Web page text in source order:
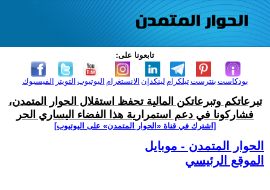
تابعونا على:
الفيسبوك التويتر اليوتيوب الانستغرام لينكدإن تيلكرامبنترست بودكاست
تبرعاتكم وتبرعاتكن المالية تحفظ استقلال الحوار المتمدن،
فشاركونا في دعم استمرارية هذا الفضاء اليساري الحر
[اشترك في قناة ‫«الحوار المتمدن» على اليوتيوب]
الحوار المتمدن - موبايل
الموقع الرئيسي